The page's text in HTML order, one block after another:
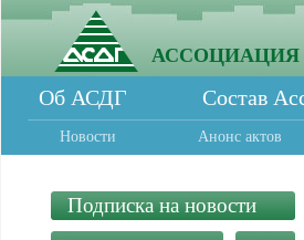
АССОЦИАЦИЯ
Об АСДГ Состав
Новости Анонс актов
Подписка на новости